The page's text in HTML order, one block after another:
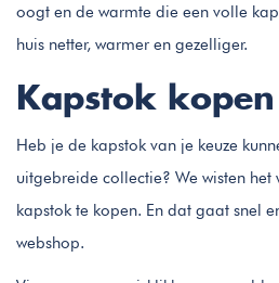
oogt en de warmte die een volle
huis netter, warmer en gezelliger.
Kapstok
Heb je de kapstok van je keuze
uitgebreide collectie? We wisten
kapstok te kopen. En dat gaat snel
webshop.